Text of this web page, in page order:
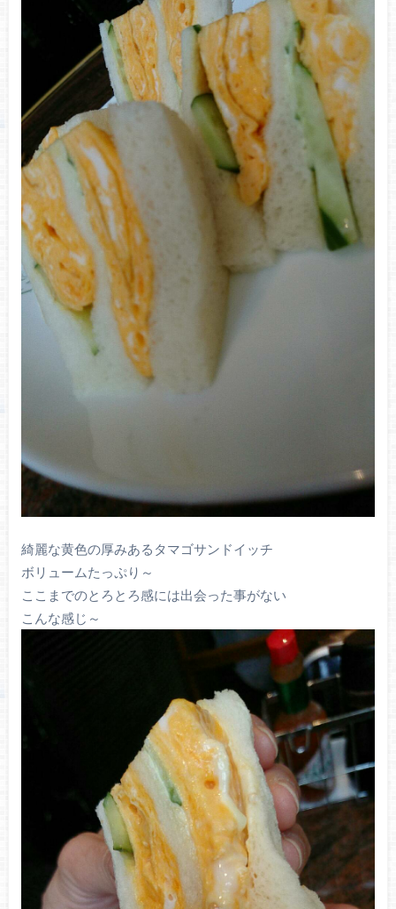
綺麗な黄色の厚みあるタマゴサンドイッチ
ボリュームたっぷり～
ここまでのとろとろ感には出会った事がない
こんな感じ～